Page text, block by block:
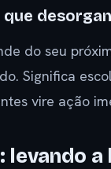
do seu
Significa
vire ação
levando